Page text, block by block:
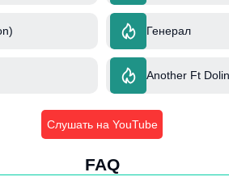
Генерал
Another Ft
Слушать на YouTube
FAQ